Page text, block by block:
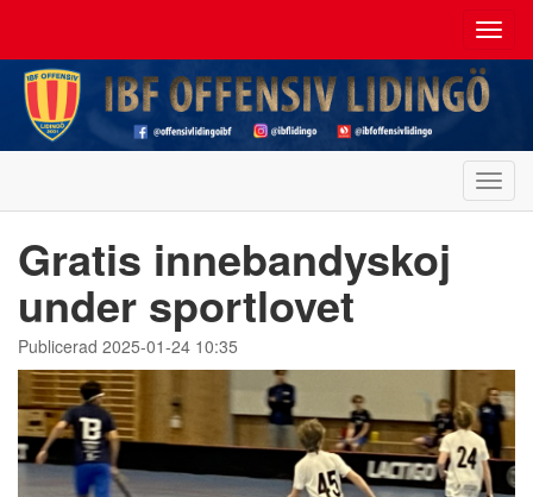
Gratis innebandyskoj
under sportlovet
Publicerad 2025-01-24 10:35